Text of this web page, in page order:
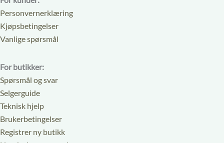
Personvernerklæring
Kjøpsbetingelser
Vanlige spørsmål
For butikker:
Spørsmål og svar
Selgerguide
Teknisk hjelp
Brukerbetingelser
Registrer ny butikk